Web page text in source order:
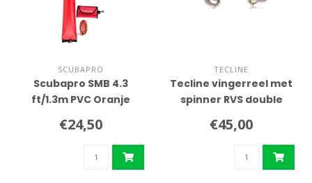
SCUBAPRO
Scubapro SMB 4.3
ft/1.3m PVC Oranje
€24,50
TECLINE
Tecline vingerreel met
spinner RVS double
€45,00